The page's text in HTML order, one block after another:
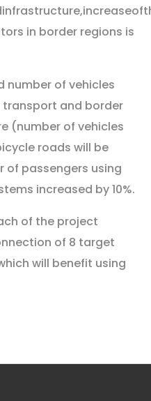
in border regions is
number of vehicles
transport and border
(number of vehicles
roads will be
of passengers using
increased by 10%.
of the project
of 8 target
will benefit using